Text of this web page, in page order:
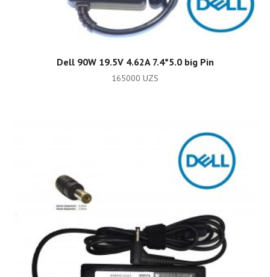
ADD TO CART
Dell 90W 19.5V 4.62A 7.4*5.0 big Pin
165000 UZS